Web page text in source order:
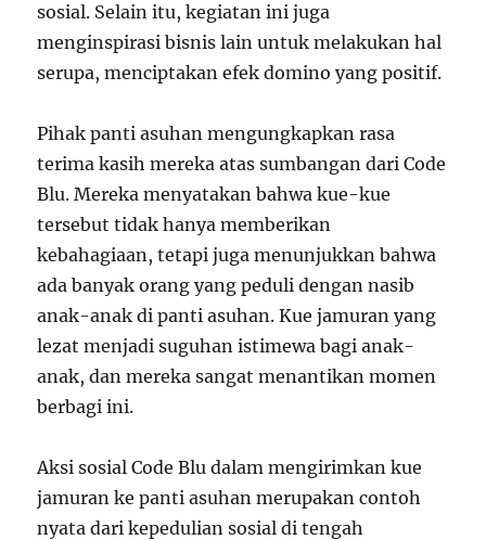
sosial. Selain itu, kegiatan ini juga
menginspirasi bisnis lain untuk melakukan hal
serupa, menciptakan efek domino yang positif.
Pihak panti asuhan mengungkapkan rasa
terima kasih mereka atas sumbangan dari Code
Blu. Mereka menyatakan bahwa kue-kue
tersebut tidak hanya memberikan
kebahagiaan, tetapi juga menunjukkan bahwa
ada banyak orang yang peduli dengan nasib
anak-anak di panti asuhan. Kue jamuran yang
lezat menjadi suguhan istimewa bagi anak-
anak, dan mereka sangat menantikan momen
berbagi ini.
Aksi sosial Code Blu dalam mengirimkan kue
jamuran ke panti asuhan merupakan contoh
nyata dari kepedulian sosial di tengah